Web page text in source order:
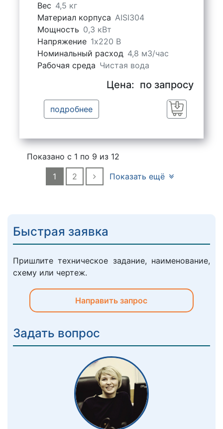
Вес 4,5 кг
Материал корпуса AISI304
Мощность 0,3 кВт
Напряжение 1х220 В
Номинальный расход 4,8 м3/час
Рабочая среда Чистая вода
Цена: по запросу
подробнее
Заказать
Показано с 1 по 9 из 12
1
2 Показать ещё
Быстрая заявка
Пришлите техническое задание, наименование,
схему или чертеж.
Направить запрос
Задать вопрос